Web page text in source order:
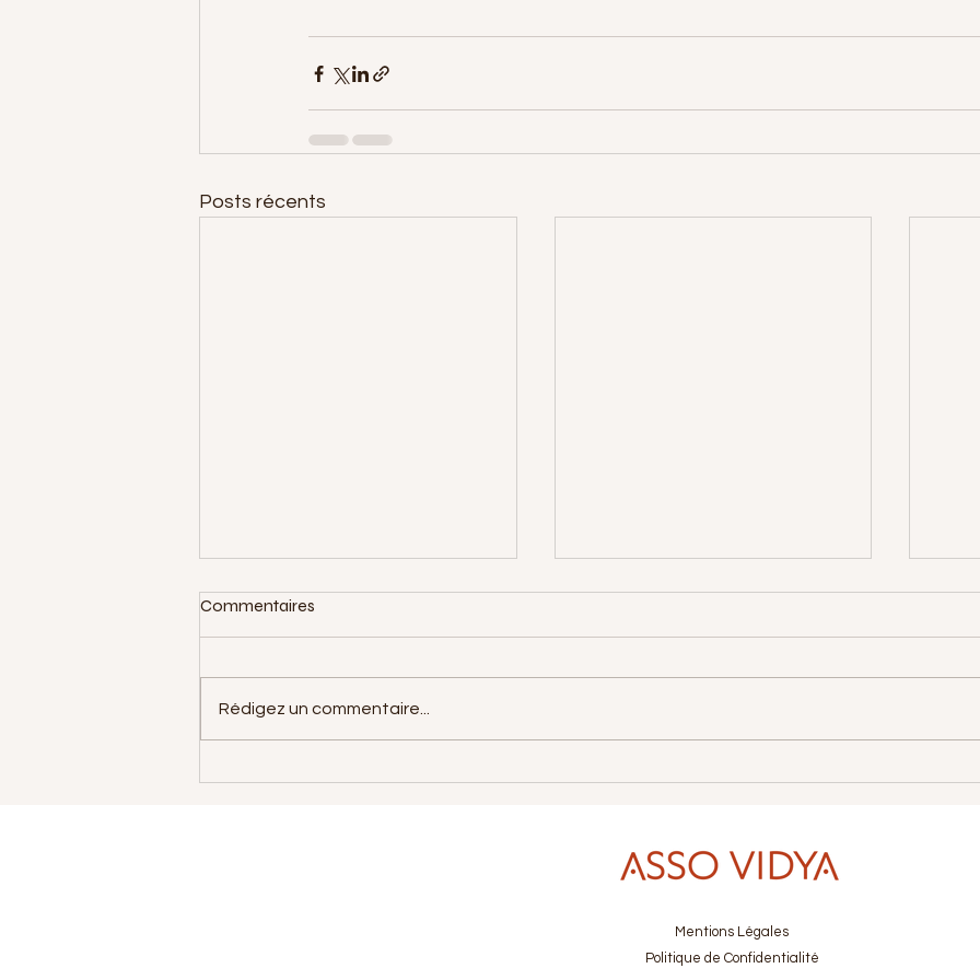
Posts récents
La Bhagavad Gītā
La Bhagavad Gītā est un texte
mythologie hindoue mais à sa
différence c'est une...
Commentaires
Rédigez un commentaire...
Mentions Légales
Politique de Confidentialité